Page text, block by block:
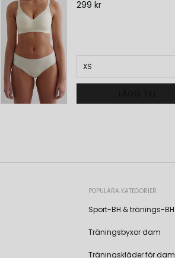
299 kr
POPULÄRA KATEGORIER
Sport-BH & tränings-BH
Träningsbyxor dam
Träningskläder för dam